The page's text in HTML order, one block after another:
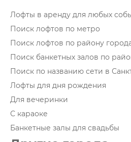
Лофты в аренду для любых
Поиск лофтов по метро
Поиск лофтов по району
Поиск банкетных залов по
Поиск по названию сети в
Лофты для дня рождения
Для вечеринки
С караоке
Банкетные залы для свадьбы